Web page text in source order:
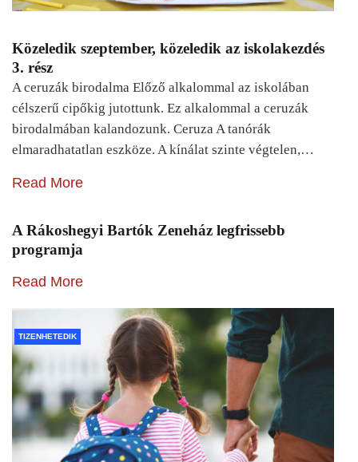
Közeledik szeptember, közeledik az iskolakezdés
3. rész
A ceruzák birodalma Előző alkalommal az iskolában
célszerű cipőkig jutottunk. Ez alkalommal a ceruzák
birodalmában kalandozunk. Ceruza A tanórák
elmaradhatatlan eszköze. A kínálat szinte végtelen,…
Read More
A Rákoshegyi Bartók Zeneház legfrissebb
programja
Read More
TIZENHETEDIK